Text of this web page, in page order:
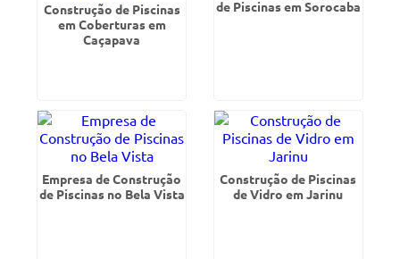
Construção de Piscinas
em Coberturas em
Caçapava
de Piscinas em Sorocaba
Empresa de Construção
de Piscinas no Bela Vista
Construção de Piscinas
de Vidro em Jarinu